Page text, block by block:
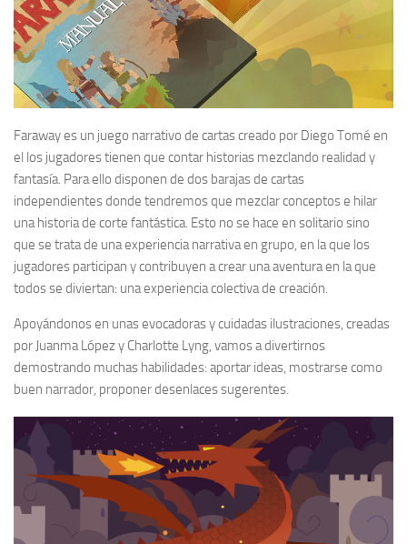
Faraway es un juego narrativo de cartas creado por Diego Tomé en
el los jugadores tienen que contar historias mezclando realidad y
fantasía. Para ello disponen de dos barajas de cartas
independientes donde tendremos que mezclar conceptos e hilar
una historia de corte fantástica. Esto no se hace en solitario sino
que se trata de una experiencia narrativa en grupo, en la que los
jugadores participan y contribuyen a crear una aventura en la que
todos se diviertan: una experiencia colectiva de creación.
Apoyándonos en unas evocadoras y cuidadas ilustraciones, creadas
por Juanma López y Charlotte Lyng, vamos a divertirnos
demostrando muchas habilidades: aportar ideas, mostrarse como
buen narrador, proponer desenlaces sugerentes.